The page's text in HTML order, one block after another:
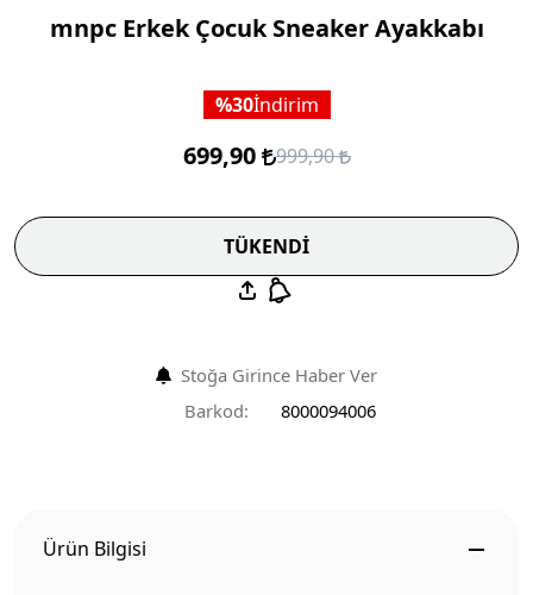
mnpc Erkek Çocuk Sneaker Ayakkabı
30İndirim
699,90 999,90
TÜKENDİ
Stoğa Girince Haber Ver
Barkod:
8000094006
Ürün Bilgisi